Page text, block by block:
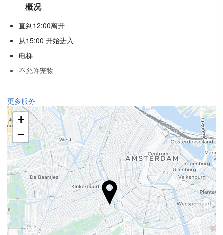
概况
直到12:00离开
从15:00 开始进入
电梯
不允许宠物
接待服务
24小时前台
行李寄存
食品与饮品
单点餐厅
酒巴
商务设施
更多服务
+
−